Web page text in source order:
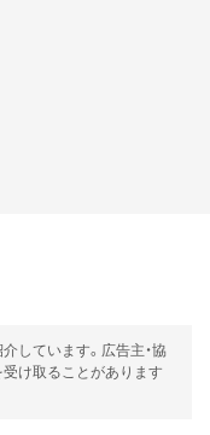
しています。広告主・協
け取ることがあります